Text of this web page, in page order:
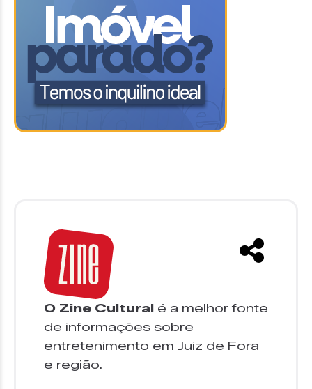
O Zine Cultural é a melhor fonte
de informações sobre
entretenimento em Juiz de Fora
e região.